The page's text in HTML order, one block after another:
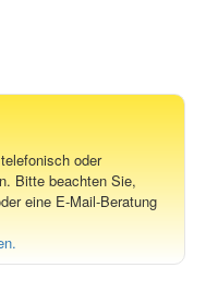
oder
Bitte beachten Sie,
eine E-Mail-Beratung